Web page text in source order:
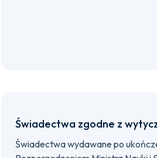
Świadectwa zgodne z
Świadectwa wydawane po